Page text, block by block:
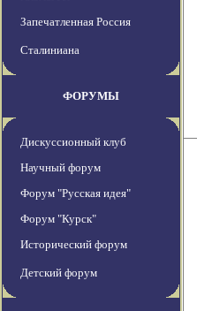
Запечатленная Россия
Сталиниана
ФОРУМЫ
Дискуссионный клуб
Научный форум
Форум "Русская идея"
Форум "Курск"
Исторический форум
Детский форум